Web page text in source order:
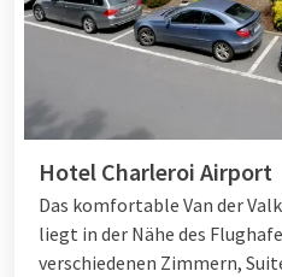
Hotel Charleroi Airport
Das komfortable Van der
liegt in der Nähe des
verschiedenen Zimmern,